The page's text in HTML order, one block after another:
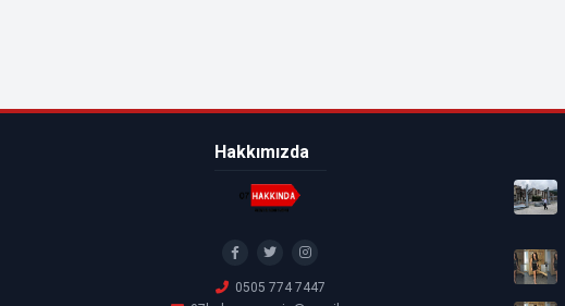
Hakkımızda
0505 774 7447